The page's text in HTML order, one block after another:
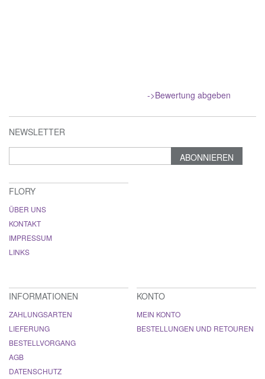
->Bewertung abgeben
NEWSLETTER
ABONNIEREN
FLORY
ÜBER UNS
KONTAKT
IMPRESSUM
LINKS
INFORMATIONEN
ZAHLUNGSARTEN
LIEFERUNG
BESTELLVORGANG
AGB
DATENSCHUTZ
KONTO
MEIN KONTO
BESTELLUNGEN UND RETOUREN